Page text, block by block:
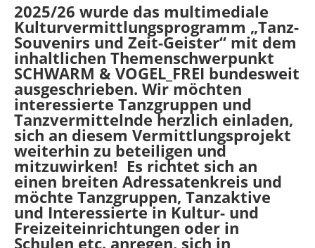
2025/26 wurde das multimediale
Kulturvermittlungsprogramm „Tanz-
Souvenirs und Zeit-Geister“ mit dem
inhaltlichen Themenschwerpunkt
SCHWARM & VOGEL_FREI bundesweit
ausgeschrieben. Wir möchten
interessierte Tanzgruppen und
Tanzvermittelnde herzlich einladen,
sich an diesem Vermittlungsprojekt
weiterhin zu beteiligen und
mitzuwirken! Es richtet sich an
einen breiten Adressatenkreis und
möchte Tanzgruppen, Tanzaktive
und Interessierte in Kultur- und
Freizeiteinrichtungen oder in
Schulen etc. anregen, sich in